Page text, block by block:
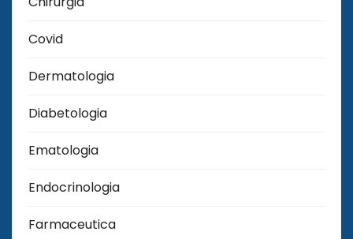
Covid
Dermatologia
Diabetologia
Ematologia
Endocrinologia
Farmaceutica